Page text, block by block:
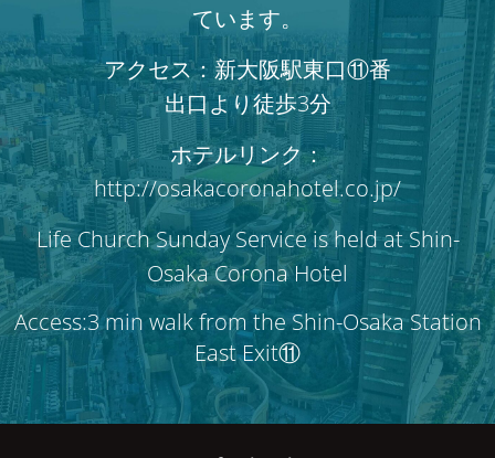
ています。
アクセス：新大阪駅東口⑪番
出口より徒歩3分
ホテルリンク：
http://osakacoronahotel.co.jp/
Life Church Sunday Service is held at Shin-
Osaka Corona Hotel
Access:3 min walk from the Shin-Osaka Station
East Exit⑪